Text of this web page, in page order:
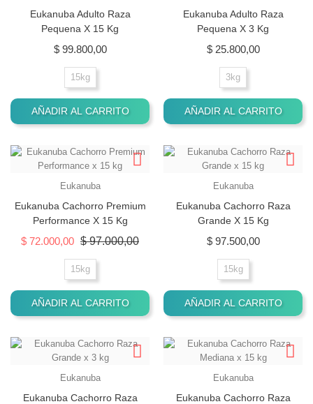
Eukanuba Adulto Raza
Pequena X 15 Kg
$ 99.800,00Precio
15kg
AÑADIR AL CARRITO
Eukanuba Adulto Raza
Pequena X 3 Kg
$ 25.800,00Precio
3kg
AÑADIR AL CARRITO
Eukanuba
Eukanuba Cachorro Premium
Performance X 15 Kg
$ 72.000,00 Precio base
$ 97.000,00Precio
15kg
AÑADIR AL CARRITO
Eukanuba
Eukanuba Cachorro Raza
Grande X 15 Kg
$ 97.500,00Precio
15kg
AÑADIR AL CARRITO
Eukanuba
Eukanuba Cachorro Raza
Eukanuba
Eukanuba Cachorro Raza